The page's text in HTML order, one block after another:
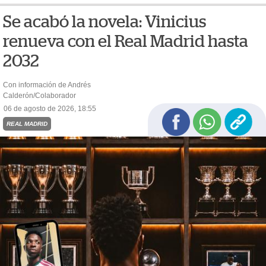
Se acabó la novela: Vinicius
renueva con el Real Madrid hasta
2032
Con información de Andrés
Calderón/Colaborador
06 de agosto de 2026, 18:55
REAL MADRID